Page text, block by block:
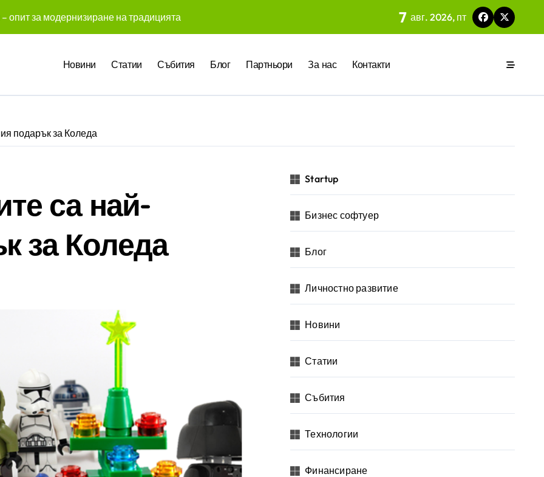
опит за модернизиране на традицията
Gemini на Google на хиляди клиенти на бизнес приложения
забелязват мръсния офис още в първата седмица
начина, по който хотелите продават стаите си
в създаването на международните стандарти за навлизане на изкуствен интелект в хотелиерството
7 авг. 2026, пт
Новини Статии Събития Блог Партньори За нас Контакти
подарък за Коледа
са най-
за Коледа
Startup
Бизнес софтуер
Блог
Личностно развитие
Новини
Статии
Събития
Технологии
Финансиране